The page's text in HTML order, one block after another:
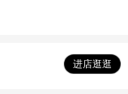
进店逛逛